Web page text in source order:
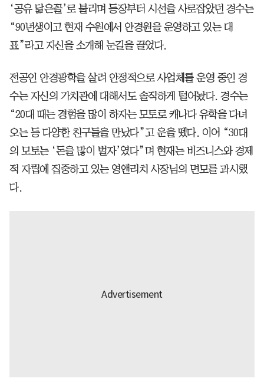
‘공유 닮은꼴’로 불리며 등장부터 시선을 사로잡았던 경수는
“90년생이고 현재 수원에서 안경원을 운영하고 있는 대
표”라고 자신을 소개해 눈길을 끌었다.
전공인 안경광학을 살려 안정적으로 사업체를 운영 중인 경
수는 자신의 가치관에 대해서도 솔직하게 털어놨다. 경수는
“20대 때는 경험을 많이 하자는 모토로 캐나다 유학을 다녀
오는 등 다양한 친구들을 만났다”고 운을 뗐다. 이어 “30대
의 모토는 ‘돈을 많이 벌자’였다”며 현재는 비즈니스와 경제
적 자립에 집중하고 있는 영앤리치 사장님의 면모를 과시했
다.